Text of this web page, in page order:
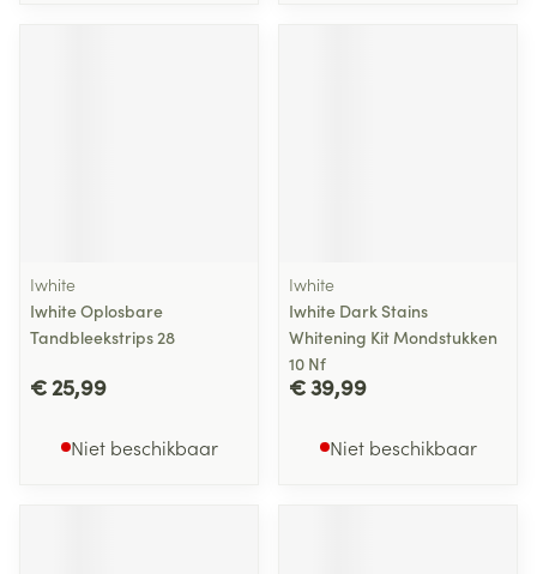
Iwhite
Iwhite Oplosbare
Tandbleekstrips 28
€ 25,99
Niet beschikbaar
Iwhite
Iwhite Dark Stains
Whitening Kit Mondstukken
10 Nf
€ 39,99
Niet beschikbaar